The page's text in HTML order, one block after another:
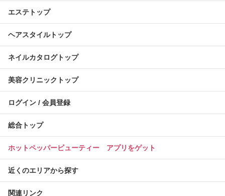
エステトップ
ヘアスタイルトップ
ネイルカタログトップ
美容クリニックトップ
ログイン / 会員登録
総合トップ
ホットペッパービューティー アプリをゲット
近くのエリアから探す
関連リンク